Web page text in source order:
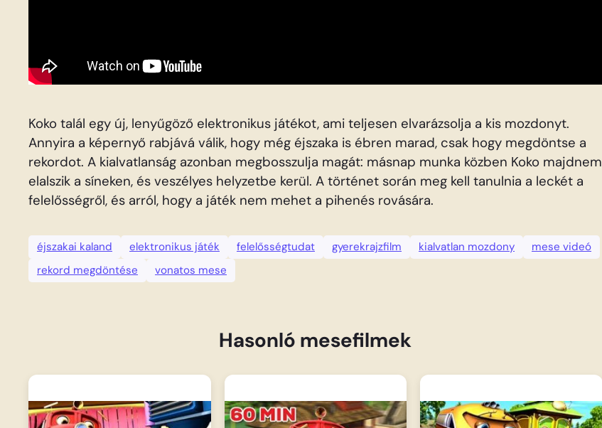
Koko talál egy új, lenyűgöző elektronikus játékot, ami teljesen elvarázsolja a kis mozdonyt.
Annyira a képernyő rabjává válik, hogy még éjszaka is ébren marad, csak hogy megdöntse a
rekordot. A kialvatlanság azonban megbosszulja magát: másnap munka közben Koko majdnem
elalszik a síneken, és veszélyes helyzetbe kerül. A történet során meg kell tanulnia a leckét a
felelősségről, és arról, hogy a játék nem mehet a pihenés rovására.
éjszakai kaland elektronikus játék felelősségtudat gyerekrajzfilm kialvatlan mozdony
mese videó
rekord megdöntése
vonatos mese
Hasonló mesefilmek